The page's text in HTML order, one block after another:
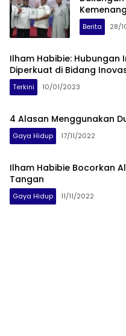
Berita 28/
Ilham Habibie: Hubungan
Diperkuat di Bidang
Terkini 10/01/2023
4 Alasan Menggunakan
Gaya Hidup 17/11/2022
Ilham Habibie Bocorkan
Tangan
Gaya Hidup 11/11/2022